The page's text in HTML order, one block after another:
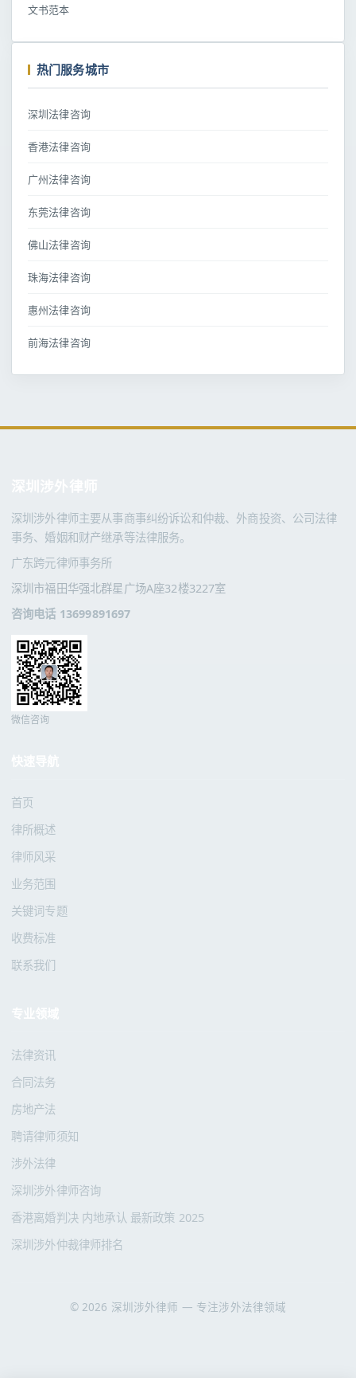
文书范本
热门服务城市
深圳法律咨询
香港法律咨询
广州法律咨询
东莞法律咨询
佛山法律咨询
珠海法律咨询
惠州法律咨询
前海法律咨询
深圳涉外律师主要从事商事纠纷诉讼和仲裁、外商投资、公司法律
事务、婚姻和财产继承等法律服务。
广东跨元律师事务所
深圳市福田华强北群星广场A座32楼3227室
咨询电话 13699891697
微信咨询
首页
律所概述
律师风采
业务范围
关键词专题
收费标准
联系我们
法律资讯
合同法务
房地产法
聘请律师须知
涉外法律
深圳涉外律师咨询
香港离婚判决 内地承认 最新政策 2025
深圳涉外仲裁律师排名
© 2026 深圳涉外律师 — 专注涉外法律领域